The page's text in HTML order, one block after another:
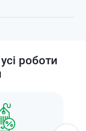
роботи